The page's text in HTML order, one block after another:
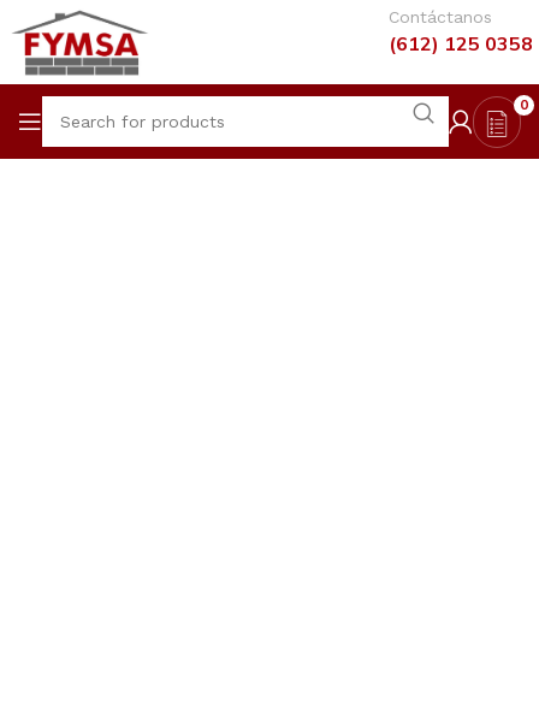
Contáctanos
(612) 125 0358
0